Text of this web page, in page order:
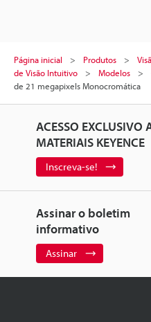
Página inicial Produtos
de Visão Intuitivo
Modelos
de 21 megapixels Monocromática
ACESSO EXCLUSIVO
MATERIAIS KEYENCE
Inscreva-se!
Assinar o boletim
informativo
Assinar